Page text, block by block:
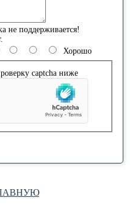
не поддерживается!
Хорошо
captcha ниже